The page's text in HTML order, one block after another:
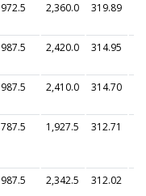
972.5 2,360.0 319.89
987.5 2,420.0 314.95
987.5 2,410.0 314.70
787.5 1,927.5 312.71
987.5 2,342.5 312.02